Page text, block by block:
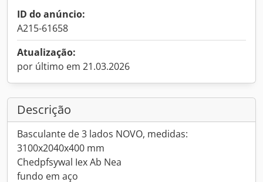
ID do anúncio:
A215-61658
Atualização:
por último em 21.03.2026
Descrição
Basculante de 3 lados NOVO, medidas:
3100x2040x400 mm
Chedpfsywal Iex Ab Nea
fundo em aço